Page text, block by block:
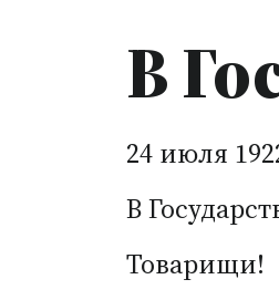
В
24 июля
В
Товарищи!